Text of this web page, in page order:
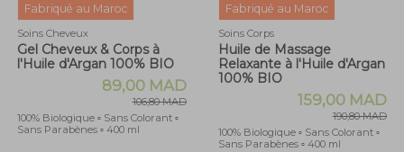
Fabriqué au Maroc
Soins Cheveux
Gel Cheveux & Corps à
l'Huile d'Argan 100% BIO
89,00 MAD
106,80 MAD
100% Biologique ▫ Sans Colorant ▫
Sans Parabènes ▫ 400 ml
Fabriqué au Maroc
Soins Corps
Huile de Massage
Relaxante à l'Huile d'Argan
100% BIO
159,00 MAD
190,80 MAD
100% Biologique ▫ Sans Colorant ▫
Sans Parabènes ▫ 400 ml